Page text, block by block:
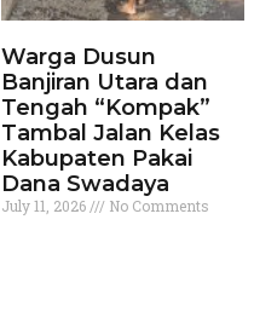
Warga Dusun
Banjiran Utara dan
Tengah “Kompak”
Tambal Jalan Kelas
Kabupaten Pakai
Dana Swadaya
July 11, 2026 No Comments